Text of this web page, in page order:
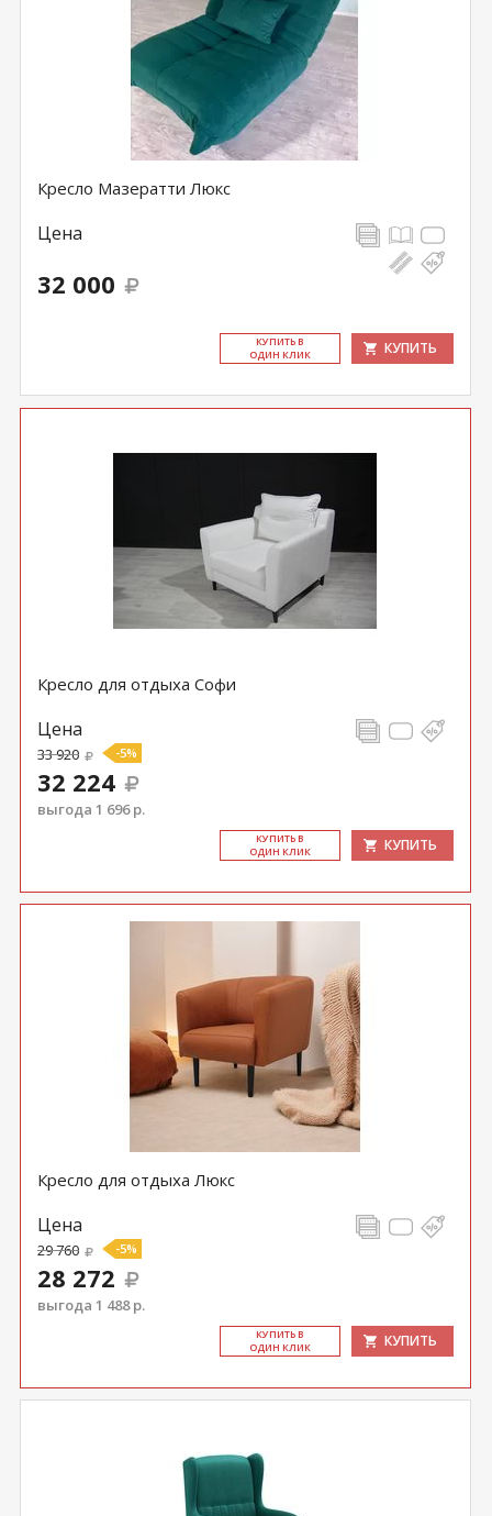
Кресло Мазератти Люкс
Цена
32 000
КУ­ПИТЬ В
ОДИН КЛИК
КУПИТЬ
Кресло для отдыха Софи
Цена
33 920 -5%
32 224
выгода 1 696 р.
КУ­ПИТЬ В
ОДИН КЛИК
КУПИТЬ
Кресло для отдыха Люкс
Цена
29 760 -5%
28 272
выгода 1 488 р.
КУ­ПИТЬ В
ОДИН КЛИК
КУПИТЬ